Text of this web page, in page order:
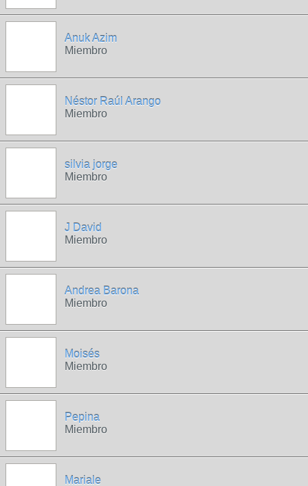
Anuk Azim
Miembro
Néstor Raúl Arango
Miembro
silvia jorge
Miembro
J David
Miembro
Andrea Barona
Miembro
Moisés
Miembro
Pepina
Miembro
Mariale